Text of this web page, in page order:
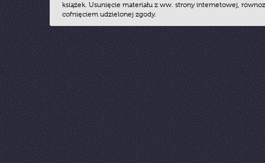
książek. Usunięcie materiału z ww. strony internetowej,
cofnięciem udzielonej zgody.